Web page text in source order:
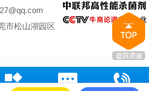
市松山湖园区